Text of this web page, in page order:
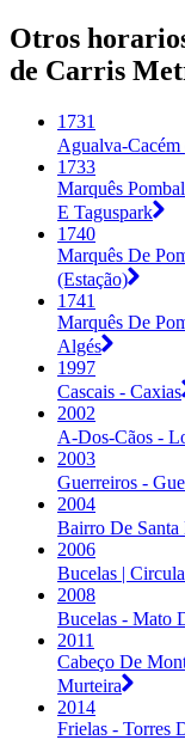
Otros
de Carris
1731
Agualva-
1733
Marquês
E Taguspark
1740
Marquês De
(Estação)
1741
Marquês De
Algés
1997
Cascais - Caxias
2002
A-Dos-Cãos -
2003
Guerreiros -
2004
Bairro De Santa
2006
Bucelas |
2008
Bucelas - Mato
2011
Cabeço De
Murteira
2014
Frielas - Torres